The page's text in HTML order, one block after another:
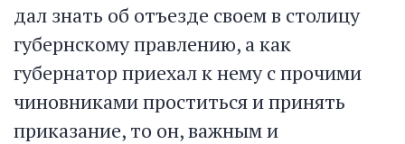
дал знать об отъезде своем в столицу
губернскому правлению, а как
губернатор приехал к нему с прочими
чиновниками проститься и принять
приказание, то он, важным и